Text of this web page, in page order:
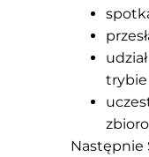
Następnie